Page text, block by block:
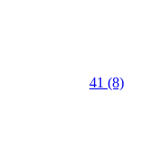
41 (8)